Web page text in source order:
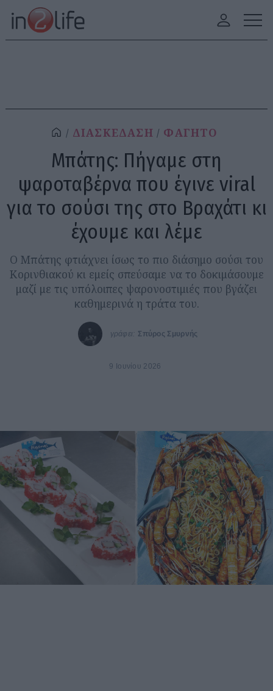
ΔΙΑΣΚΕΔΑΣΗ ΦΑΓΗΤΟ
Mπάτης: Πήγαμε στη
ψαροταβέρνα που έγινε viral
για το σούσι της στο Βραχάτι κι
έχουμε και λέμε
Ο Μπάτης φτιάχνει ίσως το πιο διάσημο σούσι του
Κορινθιακού κι εμείς σπεύσαμε να το δοκιμάσουμε
μαζί με τις υπόλοιπες ψαρονοστιμιές που βγάζει
καθημερινά η τράτα του.
γράφει: Σπύρος Σμυρνής
9 Ιουνίου 2026